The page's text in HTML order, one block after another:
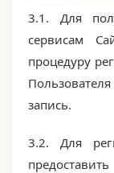
3.1. Для
сервисам
процедуру
запись.
3.2. Для